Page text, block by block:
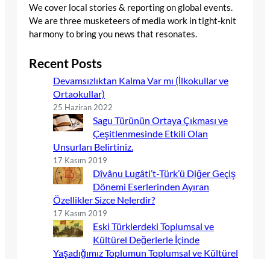
We cover local stories & reporting on global events.
We are three musketeers of media work in tight-knit
harmony to bring you news that resonates.
Recent Posts
Devamsızlıktan Kalma Var mı (İlkokullar ve
Ortaokullar)
25 Haziran 2022
Sagu Türünün Ortaya Çıkması ve
Çeşitlenmesinde Etkili Olan
Unsurları Belirtiniz.
17 Kasım 2019
Dîvânu Lugâti’t-Türk’ü Diğer Geçiş
Dönemi Eserlerinden Ayıran
Özellikler Sizce Nelerdir?
17 Kasım 2019
Eski Türklerdeki Toplumsal ve
Kültürel Değerlerle İçinde
Yaşadığımız Toplumun Toplumsal ve Kültürel